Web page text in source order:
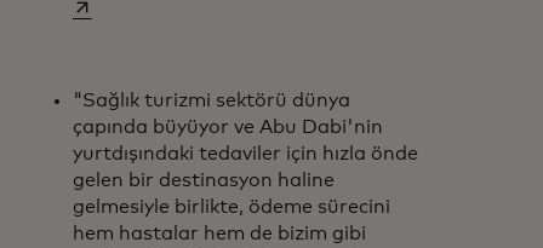
"Sağlık turizmi sektörü dünya
çapında büyüyor ve Abu Dabi'nin
yurtdışındaki tedaviler için hızla önde
gelen bir destinasyon haline
gelmesiyle birlikte, ödeme sürecini
hem hastalar hem de bizim gibi